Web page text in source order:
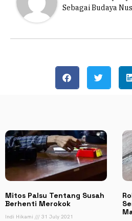
Sebagai Budaya
Mitos Palsu Tentang Susah
Berhenti Merokok
Indi Hikami 31 July 2021